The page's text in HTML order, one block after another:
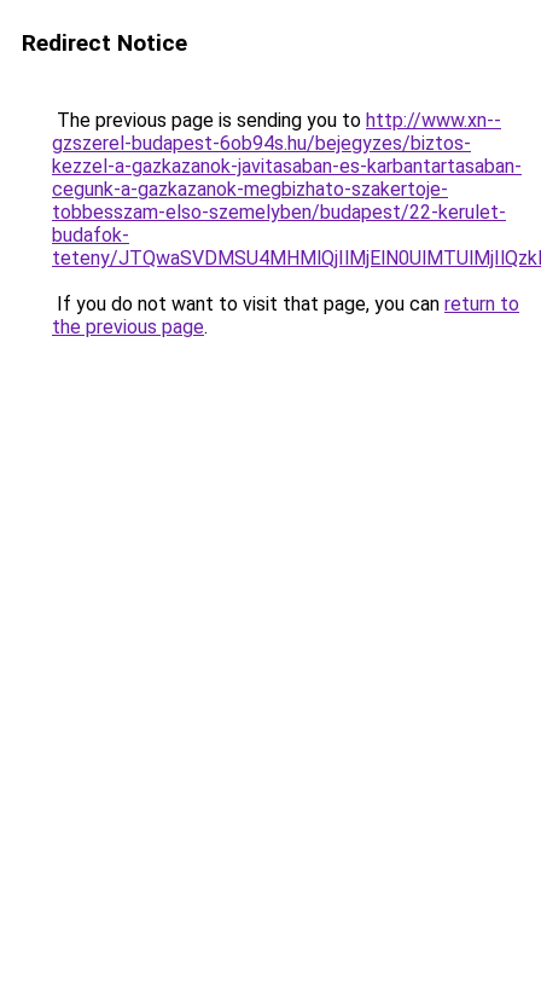
Redirect Notice
The previous page is sending you to http://www.xn--
gzszerel-budapest-6ob94s.hu/bejegyzes/biztos-
kezzel-a-gazkazanok-javitasaban-es-karbantartasaban-
cegunk-a-gazkazanok-megbizhato-szakertoje-
tobbesszam-elso-szemelyben/budapest/22-kerulet-
budafok-
teteny/
If you do not want to visit that page, you can return to
the previous page.